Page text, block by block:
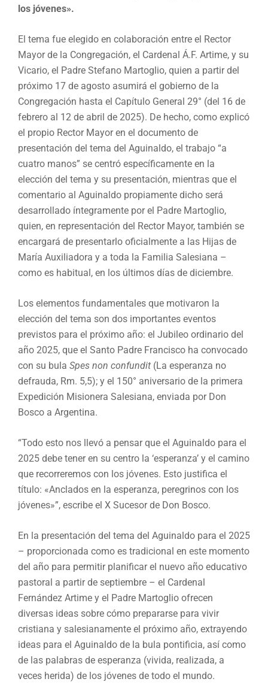
los jóvenes».
El tema fue elegido en colaboración entre el Rector
Mayor de la Congregación, el Cardenal Á.F. Artime, y su
Vicario, el Padre Stefano Martoglio, quien a partir del
próximo 17 de agosto asumirá el gobierno de la
Congregación hasta el Capítulo General 29° (del 16 de
febrero al 12 de abril de 2025). De hecho, como explicó
el propio Rector Mayor en el documento de
presentación del tema del Aguinaldo, el trabajo “a
cuatro manos” se centró específicamente en la
elección del tema y su presentación, mientras que el
comentario al Aguinaldo propiamente dicho será
desarrollado íntegramente por el Padre Martoglio,
quien, en representación del Rector Mayor, también se
encargará de presentarlo oficialmente a las Hijas de
María Auxiliadora y a toda la Familia Salesiana –
como es habitual, en los últimos días de diciembre.
Los elementos fundamentales que motivaron la
elección del tema son dos importantes eventos
previstos para el próximo año: el Jubileo ordinario del
año 2025, que el Santo Padre Francisco ha convocado
con su bula Spes non confundit (La esperanza no
defrauda, Rm. 5,5); y el 150° aniversario de la primera
Expedición Misionera Salesiana, enviada por Don
Bosco a Argentina.
“Todo esto nos llevó a pensar que el Aguinaldo para el
2025 debe tener en su centro la ‘esperanza’ y el camino
que recorreremos con los jóvenes. Esto justifica el
título: «Anclados en la esperanza, peregrinos con los
jóvenes»”, escribe el X Sucesor de Don Bosco.
En la presentación del tema del Aguinaldo para el 2025
– proporcionada como es tradicional en este momento
del año para permitir planificar el nuevo año educativo
pastoral a partir de septiembre – el Cardenal
Fernández Artime y el Padre Martoglio ofrecen
diversas ideas sobre cómo prepararse para vivir
cristiana y salesianamente el próximo año, extrayendo
ideas para el Aguinaldo de la bula pontificia, así como
de las palabras de esperanza (vivida, realizada, a
veces herida) de los jóvenes de todo el mundo.